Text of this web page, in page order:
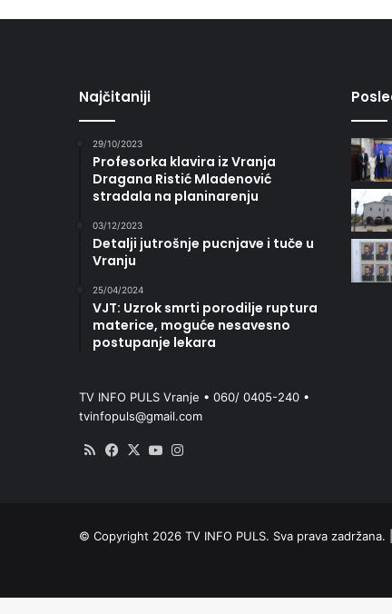
Najčitaniji
29/10/2023
Profesorka klavira iz Vranja
Dragana Ristić Mladenović
stradala na planinarenju
03/12/2023
Detalji jutrošnje pucnjave i tuče u
Vranju
25/04/2024
VJT: Uzrok smrti porodilje ruptura
materice, moguće nesavesno
postupanje lekara
TV INFO PULS Vranje • 060/ 0405-240 •
tvinfopuls@gmail.com
RSS Facebook
X YouTube
© Copyright 2026 TV INFO PULS. Sva prava zadržana. |